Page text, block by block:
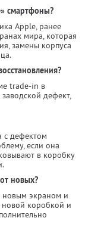
смартфоны?
Apple, ранее
мира, которая
замены корпуса
trade-in в
дефект,
с дефектом
если она
в коробку
новых?
новым экраном и
коробкой и